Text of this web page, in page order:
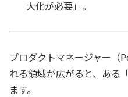
大化が必要」。
プロダクトマネージャー（
れる領域が広がると、ある
ます。